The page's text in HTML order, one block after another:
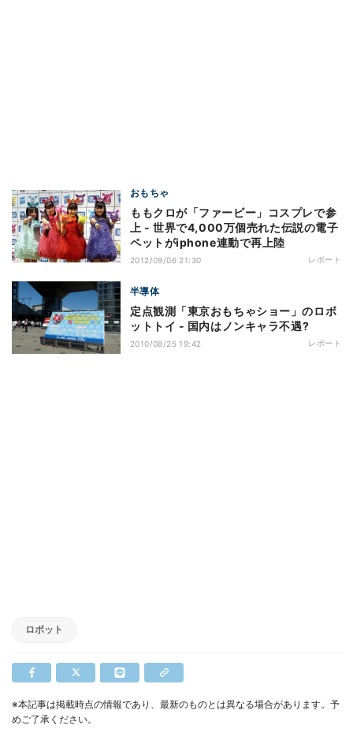
おもちゃ
ももクロが「ファービー」コスプレで参
上 - 世界で4,000万個売れた伝説の電子
ペットがiphone連動で再上陸
2012/09/06 21:30 レポート
半導体
定点観測「東京おもちゃショー」のロボ
ットトイ - 国内はノンキャラ不遇?
2010/08/25 19:42 レポート
ロボット
※本記事は掲載時点の情報であり、最新のものとは異なる場合があります。予
めご了承ください。